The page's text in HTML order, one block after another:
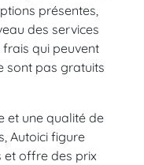
présentes,
des services
qui peuvent
sont pas gratuits
et une qualité de
Autoici figure
et offre des prix